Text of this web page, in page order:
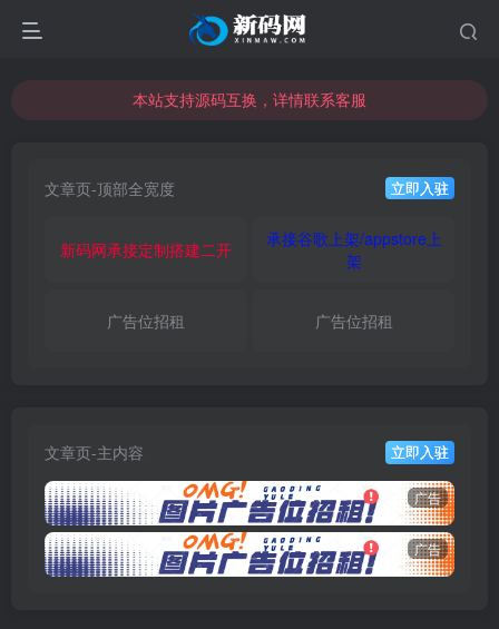
本站支持源码互换，详情联系客服
本站支持源码互换，详情联系客服
文章页-顶部全宽度 立即入驻
新码网承接定制搭建二开
承接谷歌上架/appstore上
架
广告位招租 广告位招租
文章页-主内容 立即入驻
广告
广告